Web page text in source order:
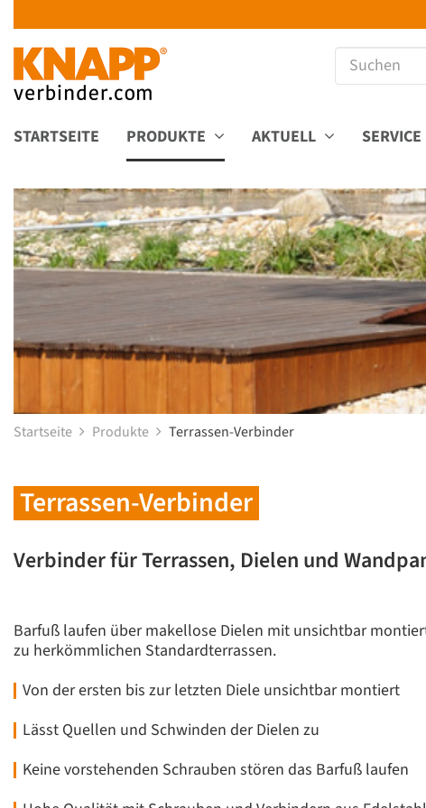
STARTSEITE PRODUKTE AKTUELL SERVICE
Startseite Produkte Terrassen-Verbinder
Terrassen-Verbinder
Verbinder für Terrassen, Dielen und
Barfuß laufen über makellose Dielen mit unsichtbar
zu herkömmlichen Standardterrassen.
Von der ersten bis zur letzten Diele unsichtbar montiert
Lässt Quellen und Schwinden der Dielen zu
Keine vorstehenden Schrauben stören das Barfuß laufen